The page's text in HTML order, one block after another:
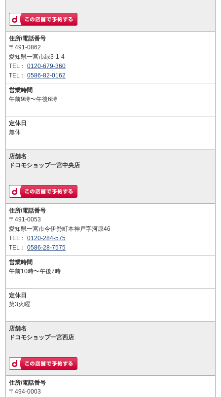
住所/電話番号
〒491-0862
愛知県一宮市緑3-1-4
TEL： 0120-679-360
TEL： 0586-82-0162
営業時間
午前9時〜午後6時
定休日
無休
店舗名
ドコモショップ一宮中央店
住所/電話番号
〒491-0053
愛知県一宮市今伊勢町本神戸字河原46
TEL： 0120-284-575
TEL： 0586-28-7575
営業時間
午前10時〜午後7時
定休日
第3火曜
店舗名
ドコモショップ一宮西店
住所/電話番号
〒494-0003